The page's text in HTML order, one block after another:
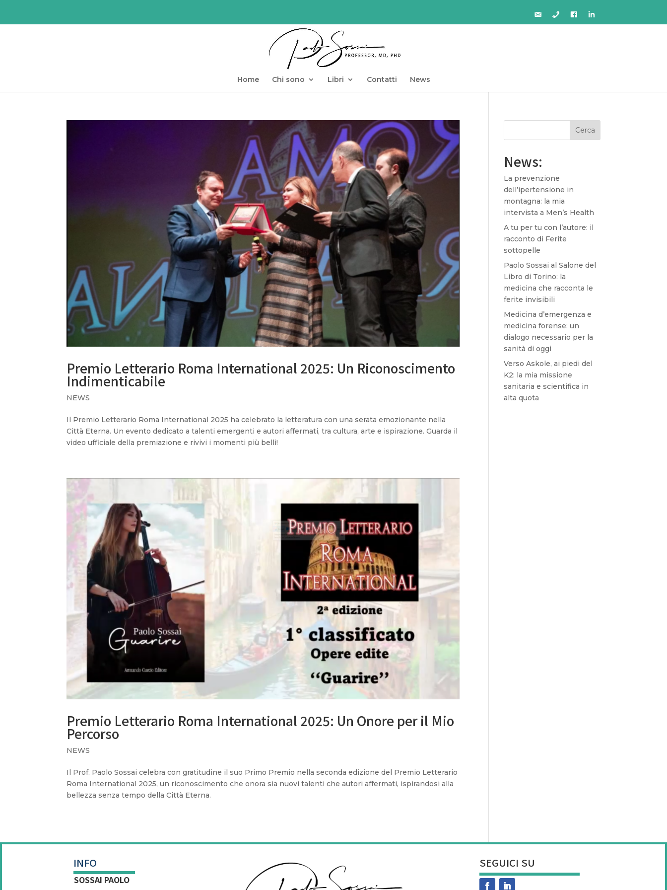
Home Chi sono Libri Contatti News
Premio Letterario Roma International 2025: Un Riconoscimento
Indimenticabile
NEWS
Il Premio Letterario Roma International 2025 ha celebrato la letteratura con una serata emozionante nella
Città Eterna. Un evento dedicato a talenti emergenti e autori affermati, tra cultura, arte e ispirazione. Guarda il
video ufficiale della premiazione e rivivi i momenti più belli!
Premio Letterario Roma International 2025: Un Onore per il Mio
Percorso
NEWS
Il Prof. Paolo Sossai celebra con gratitudine il suo Primo Premio nella seconda edizione del Premio Letterario
Roma International 2025, un riconoscimento che onora sia nuovi talenti che autori affermati, ispirandosi alla
bellezza senza tempo della Città Eterna.
Cerca
News:
La prevenzione
dell’ipertensione in
montagna: la mia
intervista a Men’s Health
A tu per tu con l’autore: il
racconto di Ferite
sottopelle
Paolo Sossai al Salone del
Libro di Torino: la
medicina che racconta le
ferite invisibili
Medicina d’emergenza e
medicina forense: un
dialogo necessario per la
sanità di oggi
Verso Askole, ai piedi del
K2: la mia missione
sanitaria e scientifica in
alta quota
INFO
SOSSAI PAOLO
SEGUICI SU